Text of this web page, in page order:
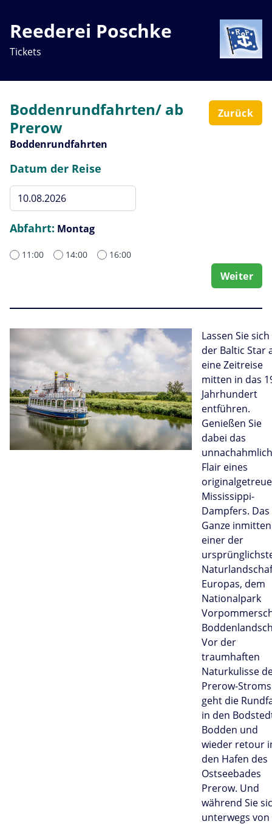
Reederei Poschke
Tickets
Boddenrundfahrten/ ab
Prerow
Boddenrundfahrten
Zurück
Datum der Reise
Abfahrt: Montag
11:00 14:00 16:00
Weiter
Lassen Sie
der Baltic Star
eine Zeitreise
mitten in das
Jahrhundert
entführen.
Genießen Sie
dabei das
Flair eines
Mississippi-
Dampfers. Das
Ganze inmitten
einer der
Europas, dem
Nationalpark
Vor der
traumhaften
Naturkulisse
Prerow-Stroms
geht die
in den
Bodden und
wieder retour
den Hafen des
Ostseebades
Prerow. Und
während Sie
unterwegs